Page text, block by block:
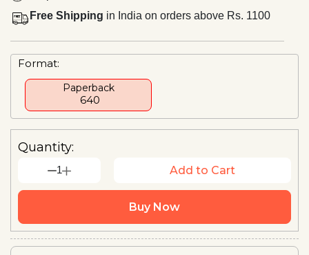
Free Shipping in India on orders above Rs. 1100
Format:
Paperback
₹ 640
Quantity:
1 Add to Cart
Buy Now